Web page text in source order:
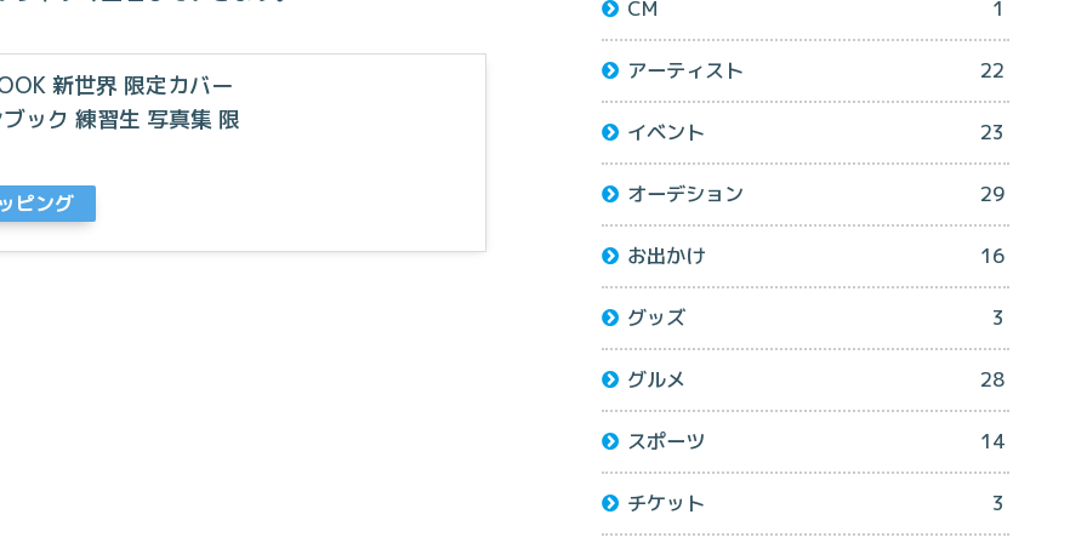
新世界 限定カバー
ック 練習生 写真集 限
ピング
CM 1
アーティスト 22
イベント 23
オーデション 29
お出かけ 16
グッズ 3
グルメ 28
スポーツ 14
チケット 3